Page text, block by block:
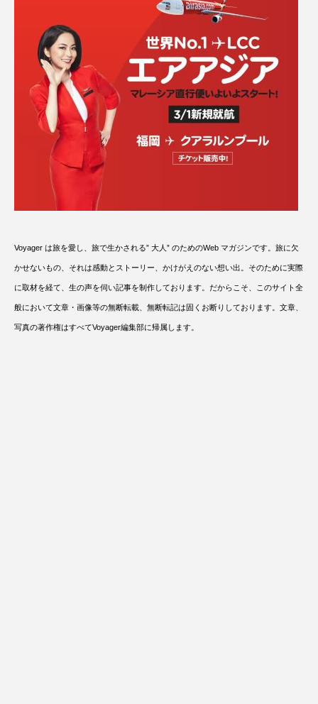
Voyager は旅を愛し、旅で生かされる” 大人” のためのWeb マガジンです。旅に欠
かせないもの、それは感動とストーリー、かけがえのない想い出。そのために実際
に取材を経て、生の声を伺い記事を制作しております。だからこそ、このサイト全
般において文章・画像等の無断転載、無断転記は固くお断りしております。文章、
写真の著作権はすべてVoyager編集部に帰属します。